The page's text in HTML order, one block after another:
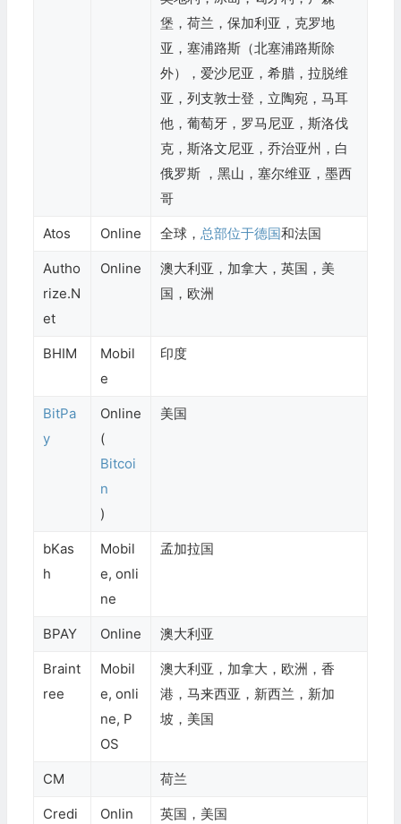
堡，荷兰，保加利亚，克罗地
亚，塞浦路斯（北塞浦路斯除
外），爱沙尼亚，希腊，拉脱维
亚，列支敦士登，立陶宛，马耳
他，葡萄牙，罗马尼亚，斯洛伐
克，斯洛文尼亚，乔治亚州，白
俄罗斯 ，黑山，塞尔维亚，墨西
哥
Atos Online 全球， 总部位于德国和法国
Autho
rize.N
et
Online
澳大利亚，加拿大，英国，美
国，欧洲
BHIM
Mobil
e
印度
BitPa
y
Online
(
Bitcoi
n
)
美国
bKas
h
Mobil
e, onli
ne
孟加拉国
BPAY Online 澳大利亚
Braint
ree
Mobil
e, onli
ne, P
OS
澳大利亚，加拿大，欧洲，香
港，马来西亚，新西兰，新加
坡，美国
CM 荷兰
Credi
Onlin
英国，美国